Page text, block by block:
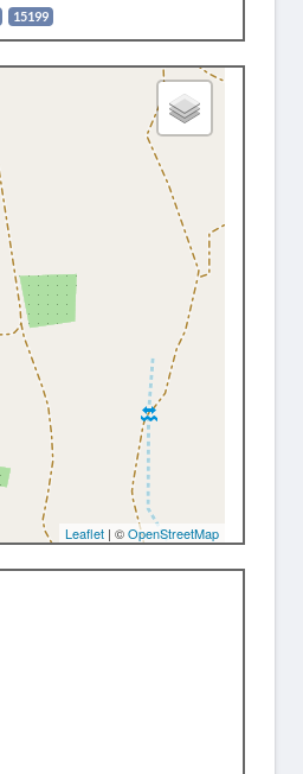
15199
Leaflet | ©OpenStreetMap